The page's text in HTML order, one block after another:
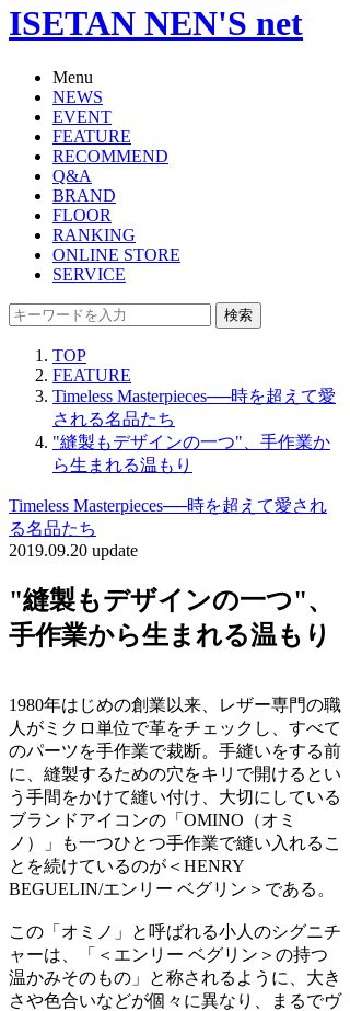
ISETAN NEN'S net
Menu
NEWS
EVENT
FEATURE
RECOMMEND
Q&A
BRAND
FLOOR
RANKING
ONLINE STORE
SERVICE
検索
TOP
FEATURE
Timeless Masterpieces──時を超えて愛
される名品たち
"縫製もデザインの一つ"、手作業か
ら生まれる温もり
Timeless Masterpieces──時を超えて愛され
る名品たち
2019.09.20 update
"縫製もデザインの一つ"、
手作業から生まれる温もり
1980年はじめの創業以来、レザー専門の職
人がミクロ単位で革をチェックし、すべて
のパーツを手作業で裁断。手縫いをする前
に、縫製するための穴をキリで開けるとい
う手間をかけて縫い付け、大切にしている
ブランドアイコンの「OMINO（オミ
ノ）」も一つひとつ手作業で縫い入れるこ
とを続けているのが＜HENRY
BEGUELIN/エンリー ベグリン＞である。
この「オミノ」と呼ばれる小人のシグニチ
ャーは、「＜エンリー ベグリン＞の持つ
温かみそのもの」と称されるように、大き
さや色合いなどが個々に異なり、まるでヴ